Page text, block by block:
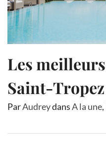
Les
Saint-Tropez
ParAudreydansA la une,